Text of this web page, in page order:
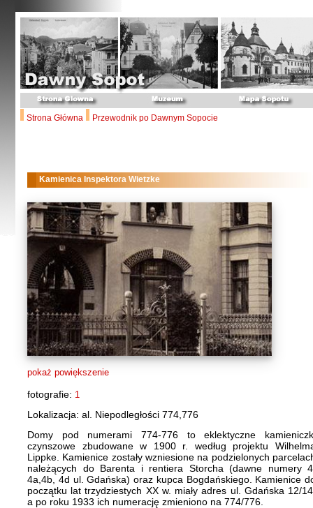
Strona Główna Przewodnik po Dawnym Sopocie
Kamienica Inspektora Wietzke
pokaż powiększenie
fotografie: 1
Lokalizacja: al. Niepodległości 774,776
Domy pod numerami 774-776 to eklektyczne
czynszowe zbudowane w 1900 r. według projektu
Lippke. Kamienice zostały wzniesione na podzielonych
należących do Barenta i rentiera Storcha (dawne numery
4a,4b, 4d ul. Gdańska) oraz kupca Bogdańskiego. Kamienice
początku lat trzydziestych XX w. miały adres ul. Gdańska 12/
a po roku 1933 ich numerację zmieniono na 774/776.